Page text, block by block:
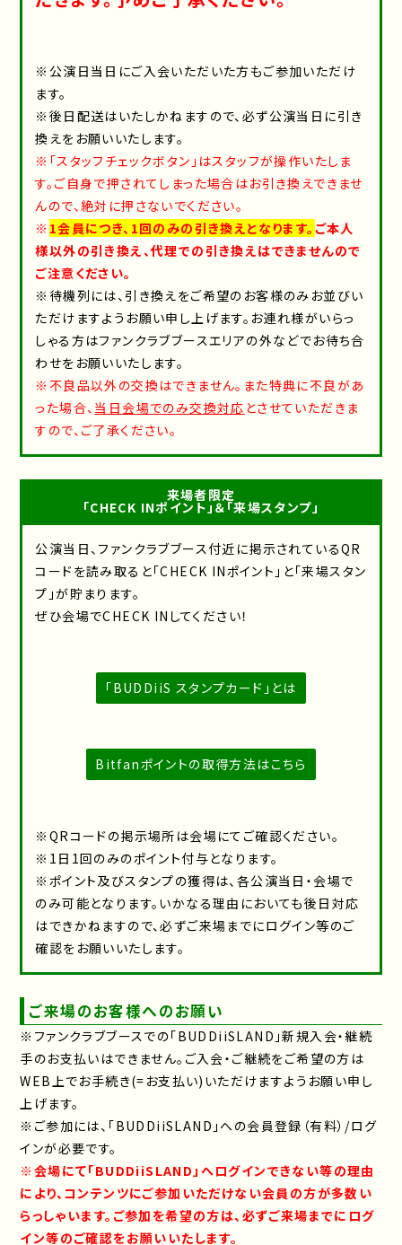
※公演日当日にご入会いただいた方もご参加いただけ
ます。
※後日配送はいたしかねますので、必ず公演当日に引き
換えをお願いいたします。
※「スタッフチェックボタン」はスタッフが操作いたしま
す。ご自身で押されてしまった場合はお引き換えできませ
んので、絶対に押さないでください。
※ 1会員につき、1回のみの引き換えとなります。 ご本人
様以外の引き換え、代理での引き換えはできませんので
ご注意ください。
※待機列には、引き換えをご希望のお客様のみお並びい
ただけますようお願い申し上げます。お連れ様がいらっ
しゃる方はファンクラブブースエリアの外などでお待ち合
わせをお願いいたします。
※不良品以外の交換はできません。また特典に不良があ
った場合、 当日会場でのみ交換対応 とさせていただきま
すので、ご了承ください。
来場者限定
「CHECK INポイント」＆「来場スタンプ」
公演当日、ファンクラブブース付近に掲示されているQR
コードを読み取ると「CHECK INポイント」と「来場スタン
プ」が貯まります。
ぜひ会場でCHECK INしてください！
「BUDDiiS スタンプカード」とは
Bitfanポイントの取得方法はこちら
※QRコードの掲示場所は会場にてご確認ください。
※1日1回のみのポイント付与となります。
※ポイント及びスタンプの獲得は、各公演当日・会場で
のみ可能となります。いかなる理由においても後日対応
はできかねますので、必ずご来場までにログイン等のご
確認をお願いいたします。
ご来場のお客様へのお願い
※ファンクラブブースでの「BUDDiiSLAND」新規入会・継続
手のお支払いはできません。ご入会・ご継続をご希望の方は
WEB上でお手続き(=お支払い)いただけますようお願い申し
上げます。
※ご参加には、「BUDDiiSLAND」への会員登録（有料）/ログ
インが必要です。
※会場にて「BUDDiiSLAND」へログインできない等の理由
により、コンテンツにご参加いただけない会員の方が多数い
らっしゃいます。ご参加を希望の方は、必ずご来場までにログ
イン等のご確認をお願いいたします。